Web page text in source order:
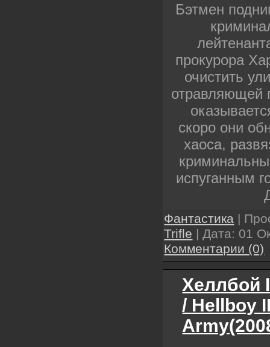
Бэтмен
прокурора
очистить
отравляющей
скоро они
хаоса,
испуганным
Фантастика |
Trifle | Дата: 01
Комментарии (0)
Хеллбой
/ Hellboy